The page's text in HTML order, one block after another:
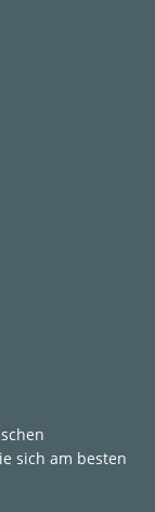
sich am besten